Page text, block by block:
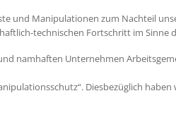
und Manipulationen zum Nachteil
technischen Fortschritt im Sinne
namhaften Unternehmen
Diesbezüglich